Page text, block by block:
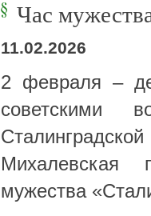
Час
11.02.2026
2 февраля –
советскими
Михалевская
мужества